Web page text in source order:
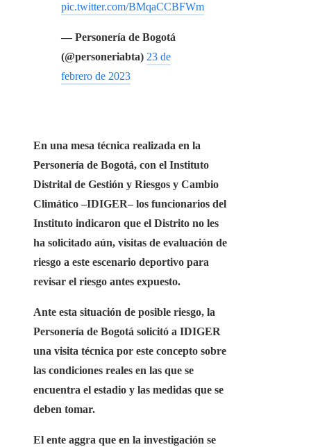
pic.twitter.com/BMqaCCBFWm
— Personería de Bogotá
(@personeriabta) 23 de
febrero de 2023
En una mesa técnica realizada en la
Personería de Bogotá, con el Instituto
Distrital de Gestión y Riesgos y Cambio
Climático –IDIGER– los funcionarios del
Instituto indicaron que el Distrito no les
ha solicitado aún, visitas de evaluación de
riesgo a este escenario deportivo para
revisar el riesgo antes expuesto.
Ante esta situación de posible riesgo, la
Personería de Bogotá solicitó a IDIGER
una visita técnica por este concepto sobre
las condiciones reales en las que se
encuentra el estadio y las medidas que se
deben tomar.
El ente aggra que en la investigación se